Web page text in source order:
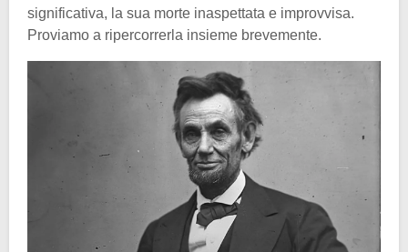
significativa, la sua morte inaspettata e improvvisa.
Proviamo a ripercorrerla insieme brevemente.